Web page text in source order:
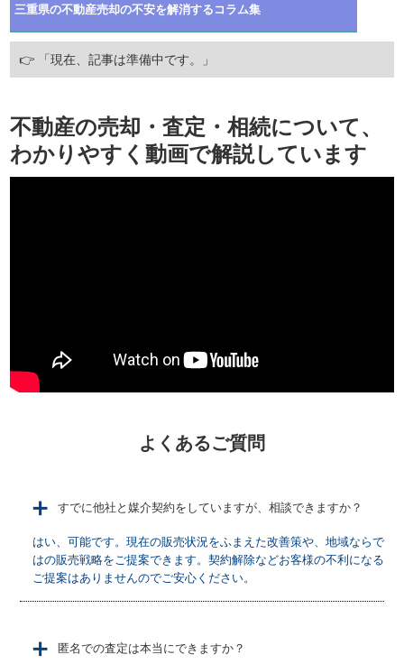
三重県の不動産売却の不安を解消するコラム集
👉 「現在、記事は準備中です。」
不動産の売却・査定・相続について、
わかりやすく動画で解説しています
よくあるご質問
＋ すでに他社と媒介契約をしていますが、相談できますか？
はい、可能です。現在の販売状況をふまえた改善策や、地域ならで
はの販売戦略をご提案できます。契約解除などお客様の不利になる
ご提案はありませんのでご安心ください。
＋ 匿名での査定は本当にできますか？